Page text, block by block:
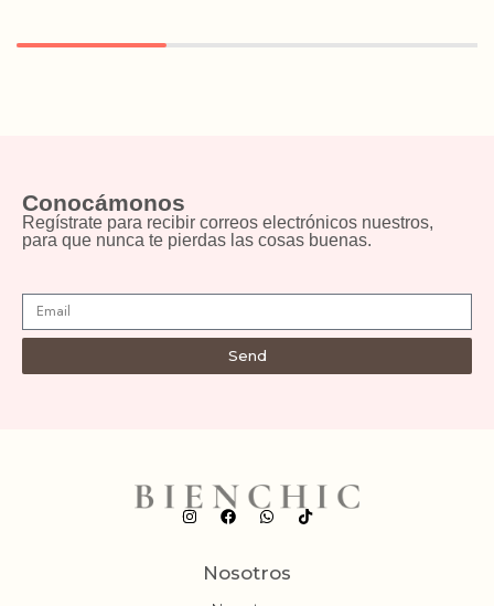
Conocámonos
Regístrate para recibir correos electrónicos nuestros,
para que nunca te pierdas las cosas buenas.
Send
Nosotros